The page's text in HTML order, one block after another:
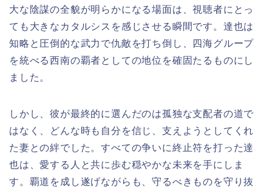
大な陰謀の全貌が明らかになる場面は、視聴者にとっ
ても大きなカタルシスを感じさせる瞬間です。達也は
知略と圧倒的な武力で仇敵を打ち倒し、四海グループ
を統べる西南の覇者としての地位を確固たるものにし
ました。
しかし、彼が最終的に選んだのは孤独な支配者の道で
はなく、どんな時も自分を信じ、支えようとしてくれ
た妻との絆でした。すべての争いに終止符を打った達
也は、愛する人と共に歩む穏やかな未来を手にしま
す。覇道を成し遂げながらも、守るべきものを守り抜